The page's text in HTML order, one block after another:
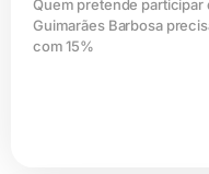
Quem pretende participar
Guimarães Barbosa
com 15%